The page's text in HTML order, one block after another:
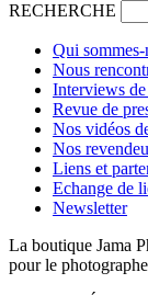
RECHERCHE
Qui sommes-
Nous
Interviews
Revue de
Nos vidéos
Nos
Liens et
Echange de
Newsletter
La boutique Jama
pour le